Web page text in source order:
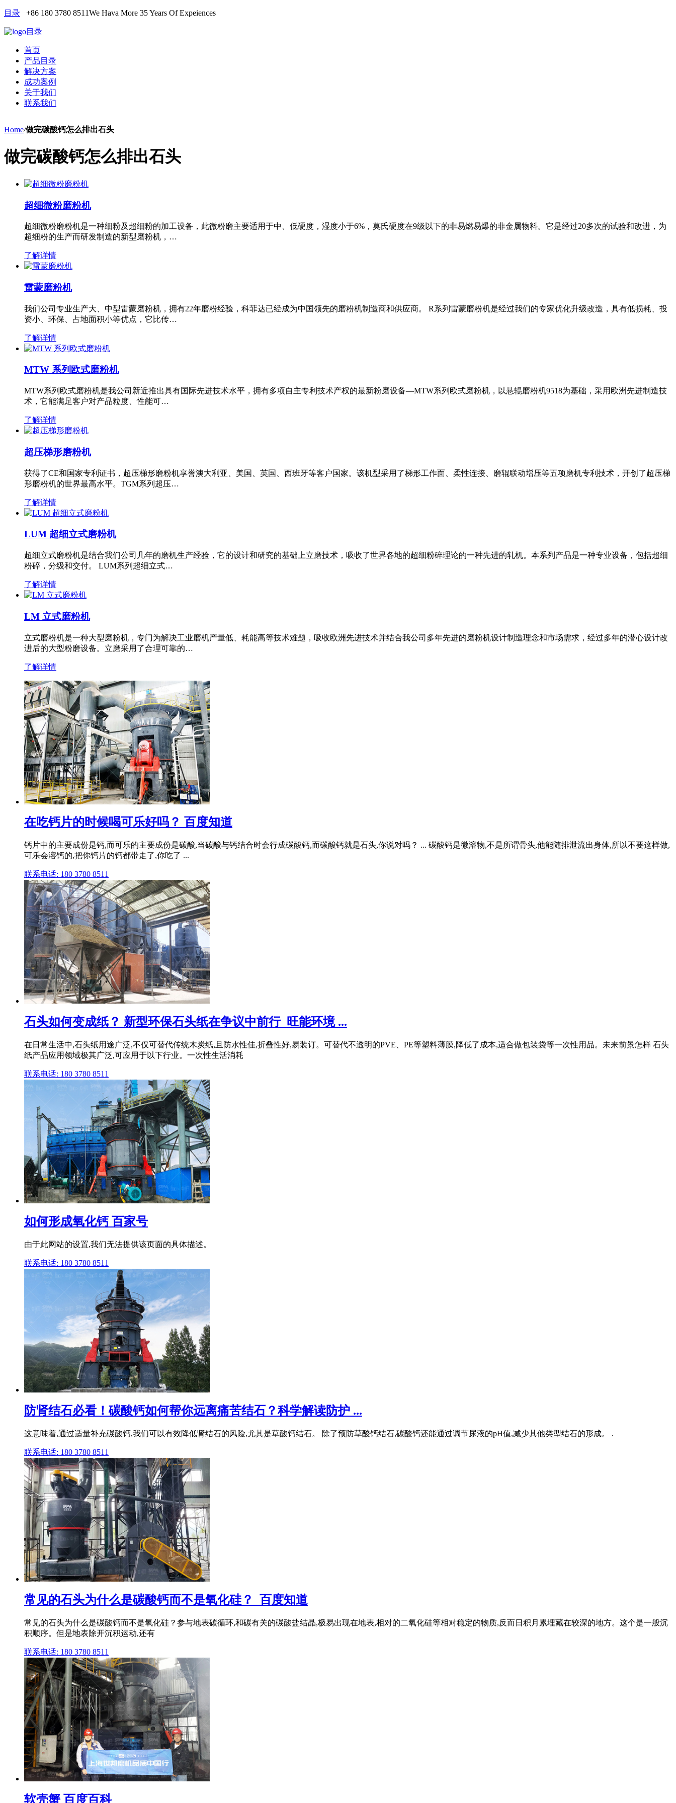
目录 +86 180 3780 8511We Hava More 35 Years Of Expeiences
目录
首页
产品目录
解决方案
成功案例
关于我们
联系我们
Home/做完碳酸钙怎么排出石头
做完碳酸钙怎么排出石头
超细微粉磨粉机
超细微粉磨粉机是一种细粉及超细粉的加工设备，此微粉磨主要适用于中、低硬度，湿度小于6%，莫氏硬度在9级以下的非易燃易爆的非金属物料。它是经过20多次的试验和改进，为
超细粉的生产而研发制造的新型磨粉机，…
了解详情
雷蒙磨粉机
我们公司专业生产大、中型雷蒙磨粉机，拥有22年磨粉经验，科菲达已经成为中国领先的磨粉机制造商和供应商。 R系列雷蒙磨粉机是经过我们的专家优化升级改造，具有低损耗、投
资小、环保、占地面积小等优点，它比传…
了解详情
MTW 系列欧式磨粉机
MTW系列欧式磨粉机是我公司新近推出具有国际先进技术水平，拥有多项自主专利技术产权的最新粉磨设备—MTW系列欧式磨粉机，以悬辊磨粉机9518为基础，采用欧洲先进制造技
术，它能满足客户对产品粒度、性能可…
了解详情
超压梯形磨粉机
获得了CE和国家专利证书，超压梯形磨粉机享誉澳大利亚、美国、英国、西班牙等客户国家。该机型采用了梯形工作面、柔性连接、磨辊联动增压等五项磨机专利技术，开创了超压梯
形磨粉机的世界最高水平。TGM系列超压…
了解详情
LUM 超细立式磨粉机
超细立式磨粉机是结合我们公司几年的磨机生产经验，它的设计和研究的基础上立磨技术，吸收了世界各地的超细粉碎理论的一种先进的轧机。本系列产品是一种专业设备，包括超细
粉碎，分级和交付。 LUM系列超细立式…
了解详情
LM 立式磨粉机
立式磨粉机是一种大型磨粉机，专门为解决工业磨机产量低、耗能高等技术难题，吸收欧洲先进技术并结合我公司多年先进的磨粉机设计制造理念和市场需求，经过多年的潜心设计改
进后的大型粉磨设备。立磨采用了合理可靠的…
了解详情
在吃钙片的时候喝可乐好吗？ 百度知道
钙片中的主要成份是钙,而可乐的主要成份是碳酸,当碳酸与钙结合时会行成碳酸钙,而碳酸钙就是石头,你说对吗？ ... 碳酸钙是微溶物,不是所谓骨头,他能随排泄流出身体,所以不要这样做,
可乐会溶钙的,把你钙片的钙都带走了,你吃了 ...
联系电话: 180 3780 8511
石头如何变成纸？ 新型环保石头纸在争议中前行_旺能环境 ...
在日常生活中,石头纸用途广泛,不仅可替代传统木炭纸,且防水性佳,折叠性好,易装订。可替代不透明的PVE、PE等塑料薄膜,降低了成本,适合做包装袋等一次性用品。未来前景怎样 石头
纸产品应用领域极其广泛,可应用于以下行业。一次性生活消耗
联系电话: 180 3780 8511
如何形成氧化钙 百家号
由于此网站的设置,我们无法提供该页面的具体描述。
联系电话: 180 3780 8511
防肾结石必看！碳酸钙如何帮你远离痛苦结石？科学解读防护 ...
这意味着,通过适量补充碳酸钙,我们可以有效降低肾结石的风险,尤其是草酸钙结石。 除了预防草酸钙结石,碳酸钙还能通过调节尿液的pH值,减少其他类型结石的形成。 .
联系电话: 180 3780 8511
常见的石头为什么是碳酸钙而不是氧化硅？_百度知道
常见的石头为什么是碳酸钙而不是氧化硅？参与地表碳循环,和碳有关的碳酸盐结晶,极易出现在地表,相对的二氧化硅等相对稳定的物质,反而日积月累埋藏在较深的地方。这个是一般沉
积顺序。但是地表除开沉积运动,还有
联系电话: 180 3780 8511
软壳蟹 百度百科